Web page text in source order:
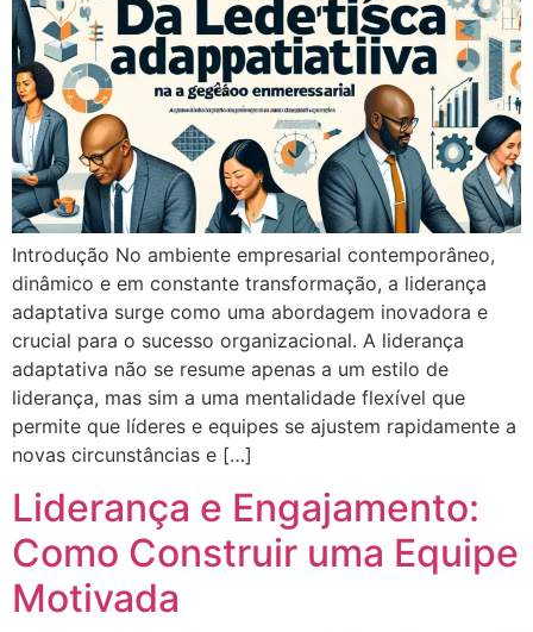
Introdução No ambiente empresarial contemporâneo,
dinâmico e em constante transformação, a liderança
adaptativa surge como uma abordagem inovadora e
crucial para o sucesso organizacional. A liderança
adaptativa não se resume apenas a um estilo de
liderança, mas sim a uma mentalidade flexível que
permite que líderes e equipes se ajustem rapidamente a
novas circunstâncias e […]
Liderança e Engajamento:
Como Construir uma Equipe
Motivada